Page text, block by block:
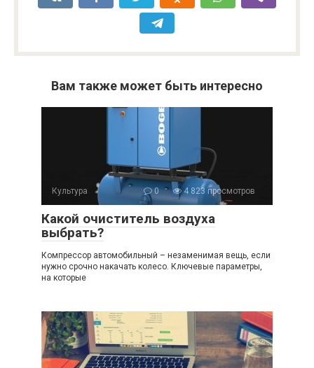
Вам также может быть интересно
Культура 0 4 823 просмотров
Какой очиститель воздуха
выбрать?
Компрессор автомобильный – незаменимая вещь, если
нужно срочно накачать колесо. Ключевые параметры,
на которые